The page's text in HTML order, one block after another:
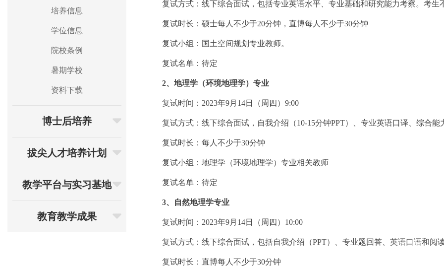
培养信息
学位信息
院校条例
暑期学校
资料下载
博士后培养
拔尖人才培养计划
教学平台与实习基地
教育教学成果
复试方式：线下综合面试，包括专业英语水平、专业基础和研究能力考察。考生
复试时长：硕士每人不少于20分钟，直博每人不少于30分钟
复试小组：国土空间规划专业教师。
复试名单：待定
2、地理学（环境地理学）专业
复试时间： 2023年9月 14日（周四） 9:00
复试方式：线下综合面试，自我介绍（10-15分钟PPT）、专业英语口译、综合能
复试时长：每人不少于30分钟
复试小组：地理学（环境地理学）专业相关教师
复试名单：待定
3、自然地理学专业
复试时间： 2023年9月 14日（周四） 10:00
复试方式：线下综合面试，包括自我介绍（PPT）、专业题回答、英语口语和阅
复试时长： 直博每人不少于30分钟